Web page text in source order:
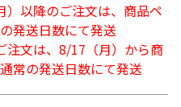
）以降のご注文は、商品ペ
発送日数にて発送
注文は、8/17（月）から商
常の発送日数にて発送